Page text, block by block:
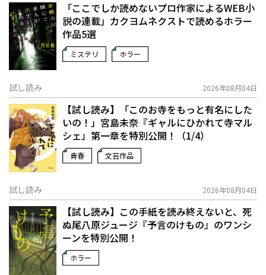
「ここでしか読めないプロ作家によるWEB小
説の連載」――カクヨムネクストで読めるホラー
作品5選
ミステリ ホラー
試し読み 2026年08月04日
【試し読み】「このお寺をもっと有名にした
いの！」宮島未奈『ギャルにひかれて寺マル
シェ』第一章を特別公開！（1/4）
青春 文芸作品
試し読み 2026年08月04日
【試し読み】この手紙を読み終えないと、死
ぬ――尾八原ジュージ『予言のけもの』のワンシ
ーンを特別公開！
ホラー